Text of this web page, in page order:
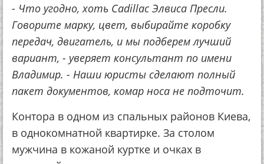
- Что угодно, хоть Cadillac Элвиса Пресли.
Говорите марку, цвет, выбирайте коробку
передач, двигатель, и мы подберем лучший
вариант, - уверяет консультант по имени
Владимир. - Наши юристы сделают полный
пакет документов, комар носа не подточит.
Контора в одном из спальных районов Киева,
в однокомнатной квартирке. За столом
мужчина в кожаной куртке и очках в